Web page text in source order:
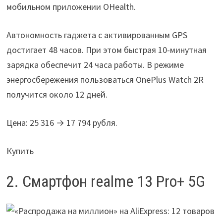
мобильном приложении OHealth.
Автономность гаджета с активированным GPS
достигает 48 часов. При этом быстрая 10-минутная
зарядка обеспечит 24 часа работы. В режиме
энергосбережения пользоваться OnePlus Watch 2R
получится около 12 дней.
Цена: 25 316 → 17 794 рубля.
Купить
2. Смартфон realme 13 Pro+ 5G